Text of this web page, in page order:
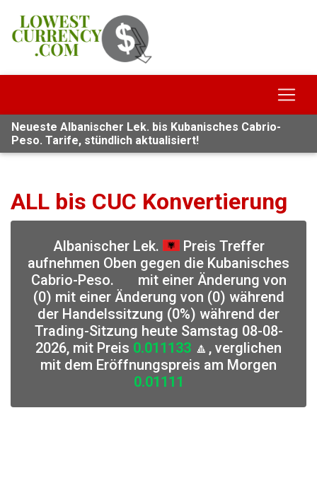
Neueste Albanischer Lek. bis Kubanisches Cabrio-
Peso. Tarife, stündlich aktualisiert!
ALL bis CUC Konvertierung
Albanischer Lek.
Preis Treffer
aufnehmen Oben gegen die Kubanisches
Cabrio-Peso.
mit einer Änderung von
(0) mit einer Änderung von (0) während
der Handelssitzung (0%) während der
Trading-Sitzung heute Samstag 08-08-
2026, mit Preis 0.011133 🔼, verglichen
mit dem Eröffnungspreis am Morgen
0.01111